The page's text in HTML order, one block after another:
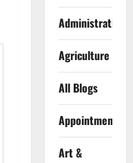
Administration
Agriculture
All Blogs
Appointments
Art &